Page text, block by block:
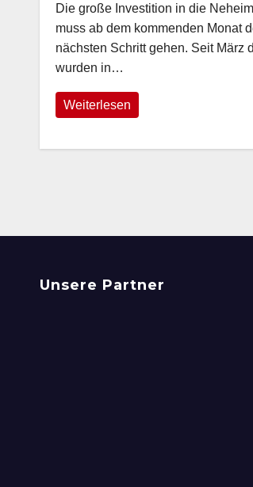
Die große Investition in die
muss ab dem kommenden Monat
nächsten Schritt gehen. Seit März
wurden in…
Weiterlesen
Unsere Partner